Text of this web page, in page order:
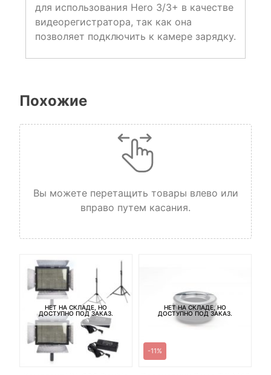
для использования Hero 3/3+ в качестве
видеорегистратора, так как она
позволяет подключить к камере зарядку.
Похожие
Вы можете перетащить товары влево или
вправо путем касания.
НЕТ НА СКЛАДЕ, НО
ДОСТУПНО ПОД ЗАКАЗ.
НЕТ НА СКЛАДЕ, НО
ДОСТУПНО ПОД ЗАКАЗ.
-11%